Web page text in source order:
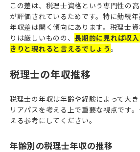
この差は、税理士資格という専門性の
が評価されているためです。特に勤続年
年収差は開く傾向にあります。税理士
りは厳しいものの、長期的に見れば収
きりと現れると言えるでしょう。
税理士の年収推移
税理士の年収は年齢や経験によって大
リアパスを考える上で重要な視点です
える参考にしてください。
年齢別の税理士年収の推移